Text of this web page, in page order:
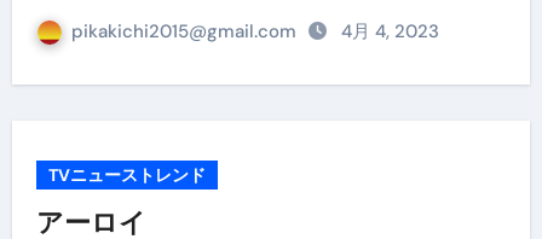
pikakichi2015@gmail.com 4月 4, 2023
TVニューストレンド
アーロイ